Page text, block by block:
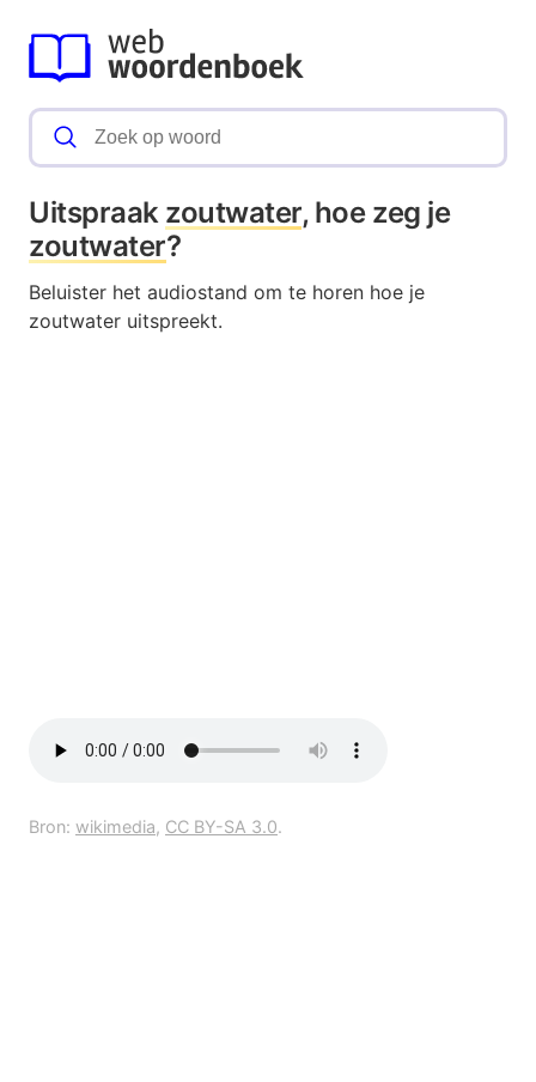
Uitspraak zoutwater, hoe zeg je
zoutwater?
Beluister het audiostand om te horen hoe je
zoutwater uitspreekt.
Bron: wikimedia, CC BY-SA 3.0.